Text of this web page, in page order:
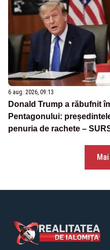
6 aug. 2026, 09:13
Donald Trump a răbufnit
Pentagonului:
penuria de rachete –